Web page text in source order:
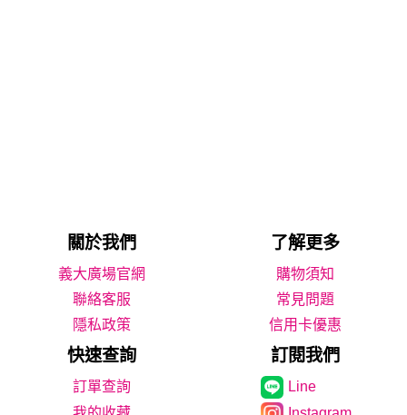
關於我們 了解更多
義大廣場官網
購物須知
聯絡客服
常見問題
隱私政策
信用卡優惠
快速查詢 訂閱我們
Line